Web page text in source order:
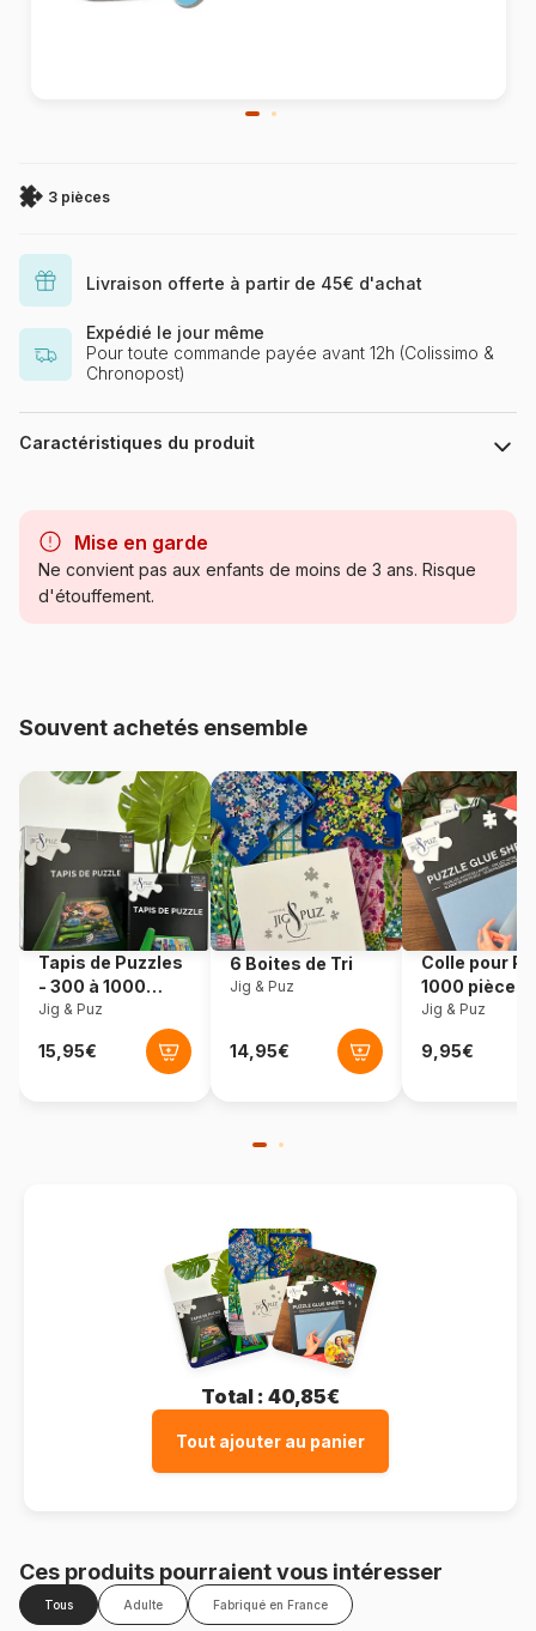
3 pièces
Livraison offerte à partir de 45€ d'achat
Expédié le jour même
Pour toute commande payée avant 12h (Colissimo &
Chronopost)
Caractéristiques du produit
Catégorie
Provenance Italie
Clementoni-20830
EAN 8005125208302
Nombre de pièces 3 pièces
Mise en garde
Ne convient pas aux enfants de moins de 3 ans. Risque
d'étouffement.
Souvent achetés ensemble
Tapis de Puzzles
- 300 à 1000
pièces
Jig & Puz
6 Boites de Tri
Jig & Puz
Colle pour
1000 pièces
Jig & Puz
Total : 40,85€
Tout ajouter au panier
Ces produits pourraient vous intéresser
Tous Adulte Fabriqué en France